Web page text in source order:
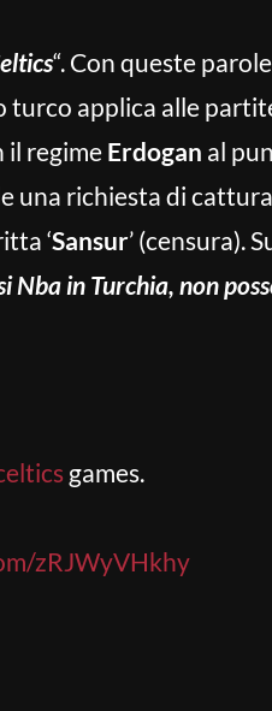
“. Con queste parole
turco applica alle
il regime Erdogan al
una richiesta di
‘Sansur’ (censura).
Nba in Turchia, non
games.
zRJWyVHkhy